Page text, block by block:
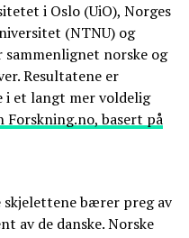
i Oslo (UiO), Norges
(NTNU) og
norske og
Resultatene er
i et langt mer voldelig
basert på
skjelettene bærer preg av
av de danske. Norske